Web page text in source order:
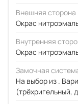
Внешняя сторона
Окрас
Внутренняя
Окрас
Замочная
На выбор из .
(трёхригельный,